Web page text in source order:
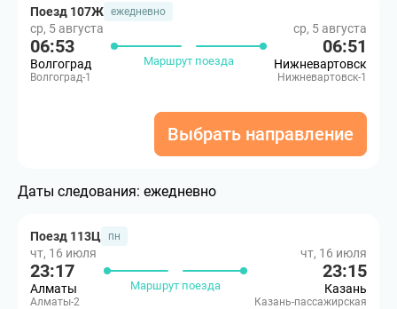
Поезд 107Ж ежедневно
ср, 5 августа
06:53
Волгоград
Волгоград-1
Маршрут поезда
ср, 5 августа
06:51
Нижневартовск
Нижневартовск-1
Выбрать направление
Даты следования: ежедневно
Поезд 113Ц пн
чт, 16 июля
23:17
Алматы
Алматы-2
Маршрут поезда
чт, 16 июля
23:15
Казань
Казань-пассажирская